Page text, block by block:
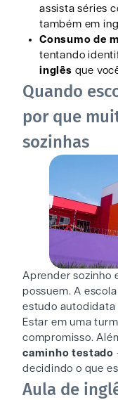
assista séries
também em
Consumo de
tentando
inglês que
Quando
por que
sozinhas
Aprender sozinho
possuem. A
estudo
Estar em uma
compromisso.
caminho testado
decidindo o que
Aula de